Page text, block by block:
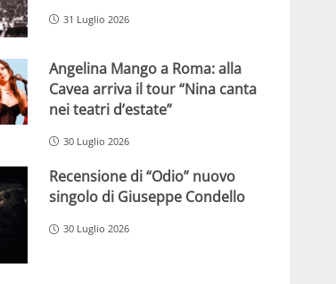
31 Luglio 2026
Angelina Mango a Roma: alla
Cavea arriva il tour “Nina canta
nei teatri d’estate”
30 Luglio 2026
Recensione di “Odio” nuovo
singolo di Giuseppe Condello
30 Luglio 2026